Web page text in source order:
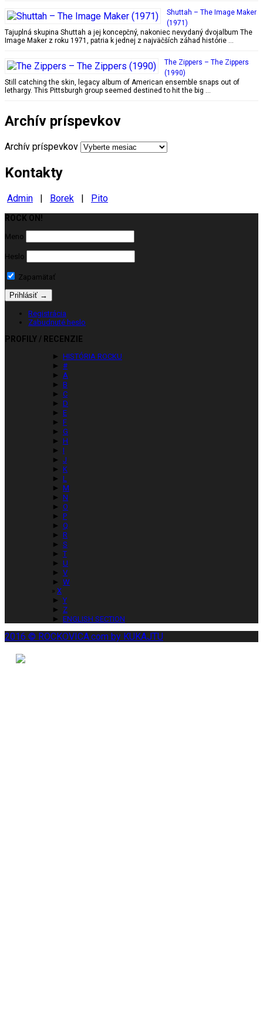
Shuttah – The Image Maker
(1971)
Tajuplná skupina Shuttah a jej koncepčný, nakoniec nevydaný dvojalbum The
Image Maker z roku 1971, patria k jednej z najväčších záhad histórie …
The Zippers ‎– The Zippers
(1990)
Still catching the skin, legacy album of American ensemble snaps out of
lethargy. This Pittsburgh group seemed destined to hit the big …
Archív príspevkov
Archív príspevkov
Kontakty
Admin | Borek | Pito
Milujeme ROCK
ROCK ON!
Meno
Heslo
Zapamätať
Registrácia
Zabudnuté heslo
PROFILY / RECENZIE
► HISTÓRIA ROCKU
► #
► A
► B
► C
► D
► E
► F
► G
► H
► I
► J
► K
► L
► M
► N
► O
► P
► Q
► R
► S
► T
► U
► V
► W
X
► Y
► Z
► ENGLISH SECTION
2016 © ROCKOVICA.com by KUKAJTU